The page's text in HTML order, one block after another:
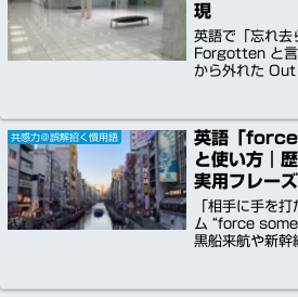
現
英語で「忘れ去
Forgotten と言
から外れた
説。ビジネスの
実践例文と多国
スを使い分けて
を磨きましょう
共感力＠誤解招く慣用語
英語「
と使い方｜
実用フレーズ
「相手に手を
ム “force
黒船来航や新幹